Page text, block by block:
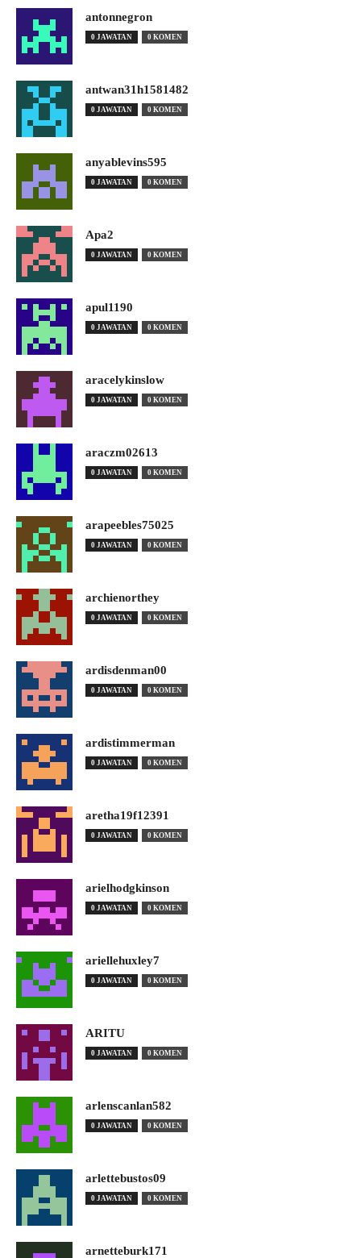
antonnegron
0 JAWATAN 0 KOMEN
antwan31h1581482
0 JAWATAN 0 KOMEN
anyablevins595
0 JAWATAN 0 KOMEN
Apa2
0 JAWATAN 0 KOMEN
apul1190
0 JAWATAN 0 KOMEN
aracelykinslow
0 JAWATAN 0 KOMEN
araczm02613
0 JAWATAN 0 KOMEN
arapeebles75025
0 JAWATAN 0 KOMEN
archienorthey
0 JAWATAN 0 KOMEN
ardisdenman00
0 JAWATAN 0 KOMEN
ardistimmerman
0 JAWATAN 0 KOMEN
aretha19f12391
0 JAWATAN 0 KOMEN
arielhodgkinson
0 JAWATAN 0 KOMEN
ariellehuxley7
0 JAWATAN 0 KOMEN
ARITU
0 JAWATAN 0 KOMEN
arlenscanlan582
0 JAWATAN 0 KOMEN
arlettebustos09
0 JAWATAN 0 KOMEN
arnetteburk171